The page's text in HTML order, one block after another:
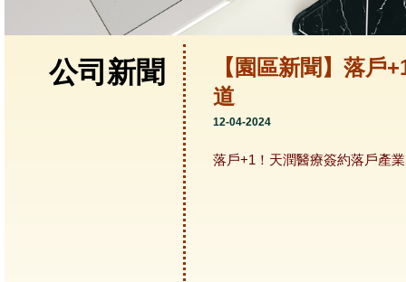
公司新聞
【園區新聞】落戶
道
12-04-2024
落戶+1！天潤醫療簽約落戶產